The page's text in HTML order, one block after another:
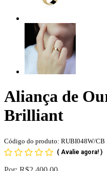
Aliança de
Brilliant
Código do produto: RUBI048W/CB
( Avalie agora! )